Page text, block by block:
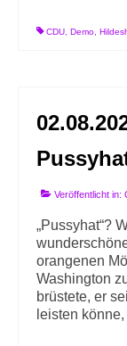
CDU Demo
Veröffentlicht in:
„Pussyhat“?
orangenen
Washington
brüstete, er
leisten